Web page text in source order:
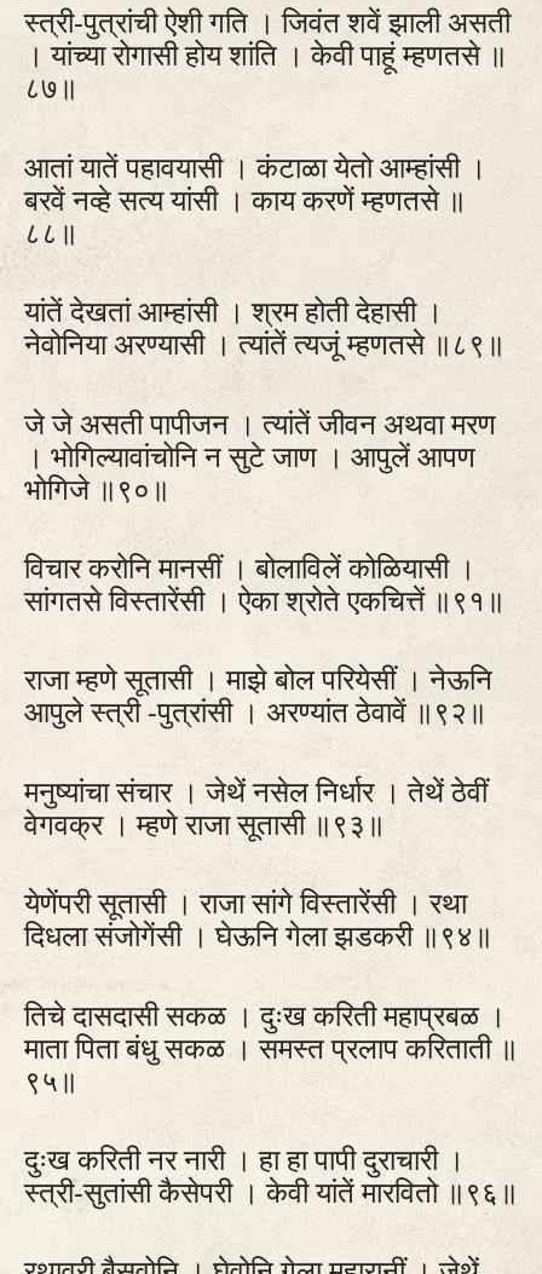
स्त्री-पुत्रांची ऐशी गति । जिवंत शवें झाली असती
। यांच्या रोगासी होय शांति । केवी पाहूं म्हणतसे ॥
८७॥
आतां यातें पहावयासी । कंटाळा येतो आम्हांसी ।
बरवें नव्हे सत्य यांसी । काय करणें म्हणतसे ॥
८८॥
यांतें देखतां आम्हांसी । श्रम होती देहासी ।
नेवोनिया अरण्यासी । त्यांतें त्यजूं म्हणतसे ॥८९॥
जे जे असती पापीजन । त्यांतें जीवन अथवा मरण
। भोगिल्यावांचोनि न सुटे जाण । आपुलें आपण
भोगिजे ॥९०॥
विचार करोनि मानसीं । बोलाविलें कोळियासी ।
सांगतसे विस्तारेंसी । ऐका श्रोते एकचित्तें ॥९१॥
राजा म्हणे सूतासी । माझे बोल परियेसीं । नेऊनि
आपुले स्त्री -पुत्रांसी । अरण्यांत ठेवावें ॥९२॥
मनुष्यांचा संचार । जेथें नसेल निर्धार । तेथें ठेवीं
वेगवक्र । म्हणे राजा सूतासी ॥९३॥
येणेंपरी सूतासी । राजा सांगे विस्तारेंसी । रथा
दिधला संजोगेंसी । घेऊनि गेला झडकरी ॥९४॥
तिचे दासदासी सकळ । दुःख करिती महाप्रबळ ।
माता पिता बंधु सकळ । समस्त प्रलाप करिताती ॥
९५॥
दुःख करिती नर नारी । हा हा पापी दुराचारी ।
स्त्री-सुतांसी कैसेपरी । केवी यांतें मारवितो ॥९६॥